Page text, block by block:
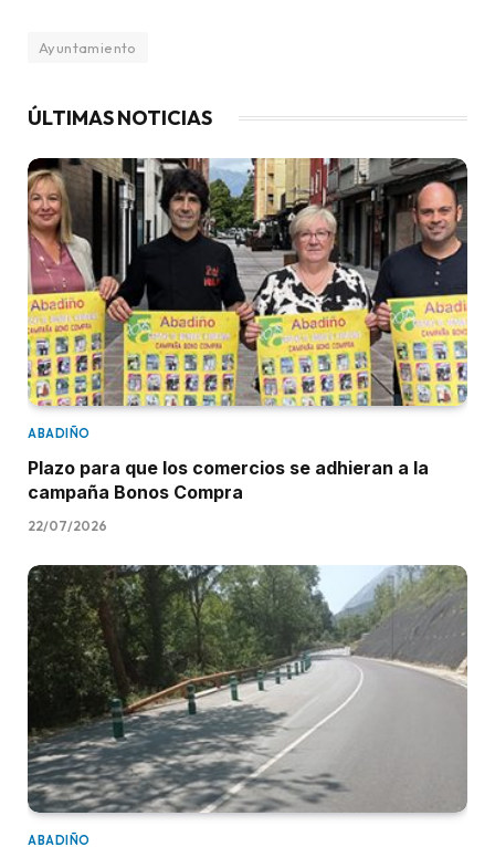
Ayuntamiento
ÚLTIMAS NOTICIAS
ABADIÑO
Plazo para que los comercios se adhieran a la
campaña Bonos Compra
22/07/2026
ABADIÑO